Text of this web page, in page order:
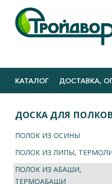
КАТАЛОГ ДОСТАВКА,
ДОСКА ДЛЯ
ПОЛОК ИЗ ОСИНЫ
ПОЛОК ИЗ ЛИПЫ,
ПОЛОК ИЗ АБАШИ,
ТЕРМОАБАШИ